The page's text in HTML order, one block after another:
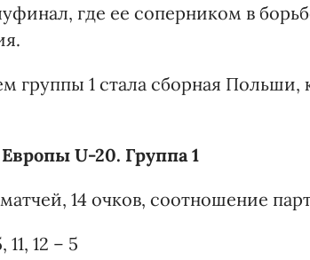
где ее соперником в
группы 1 стала сборная Польши,
U-20. Группа 1
14 очков, соотношение
12 – 5